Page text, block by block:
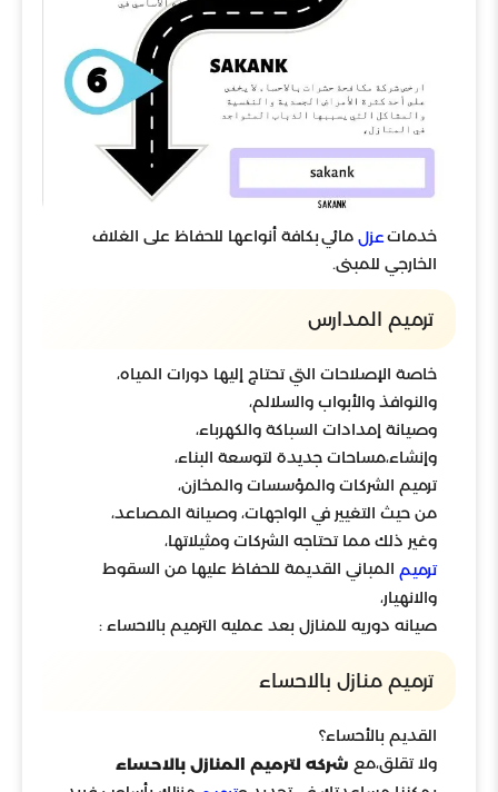
خدماتعزل مائي بكافة أنواعها للحفاظ على الغلاف
الخارجي للمبنى.
ترميم المدارس
خاصة الإصلاحات التي تحتاج إليها دورات المياه،
والنوافذ والأبواب والسلالم،
وصيانة إمدادات السباكة والكهرباء،
وإنشاء،مساحات جديدة لتوسعة البناء،
ترميم الشركات والمؤسسات والمخازن،
من حيث التغيير في الواجهات، وصيانة المصاعد،
وغير ذلك مما تحتاجه الشركات ومثيلاتها،
ترميم المباني القديمة للحفاظ عليها من السقوط
والانهيار،
صيانه دوريه للمنازل بعد عمليه الترميم بالاحساء :
ترميم منازل بالاحساء
القديم بالأحساء؟
ولا تقلق،مع شركه لترميم المنازل بالاحساء